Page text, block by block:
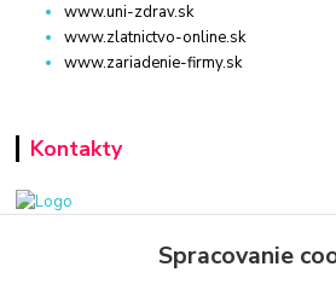
www.uni-zdrav.sk
www.zlatnictvo-online.sk
www.zariadenie-firmy.sk
Kontakty
www.zariadenie-firmy.skSpracovanie